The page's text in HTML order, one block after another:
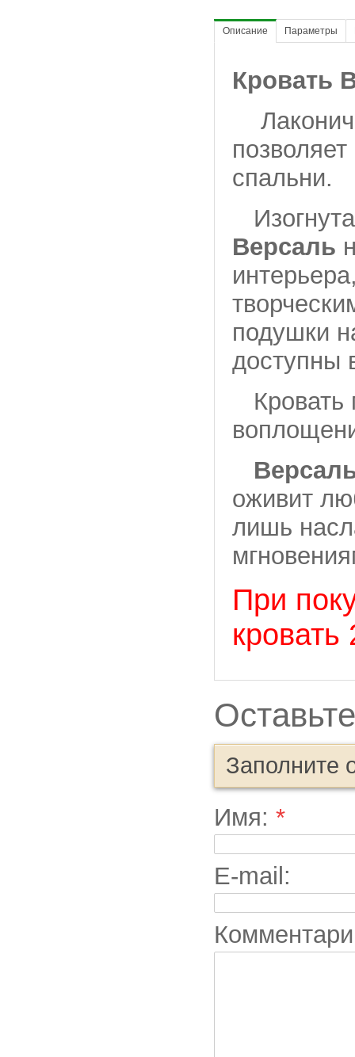
Описание Параметры
Кровать
спальни.
Версаль
подушки
доступны
Кровать
оживит
лишь
При
кровать
Заполните
Имя: *
E-mail: